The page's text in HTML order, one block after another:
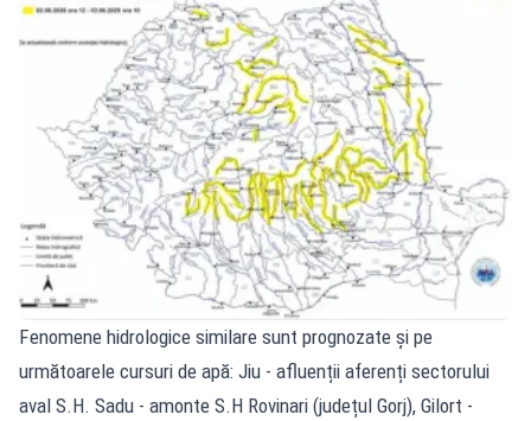
Fenomene hidrologice similare sunt prognozate și pe
următoarele cursuri de apă: Jiu - afluenții aferenți sectorului
aval S.H. Sadu - amonte S.H Rovinari (județul Gorj), Gilort -